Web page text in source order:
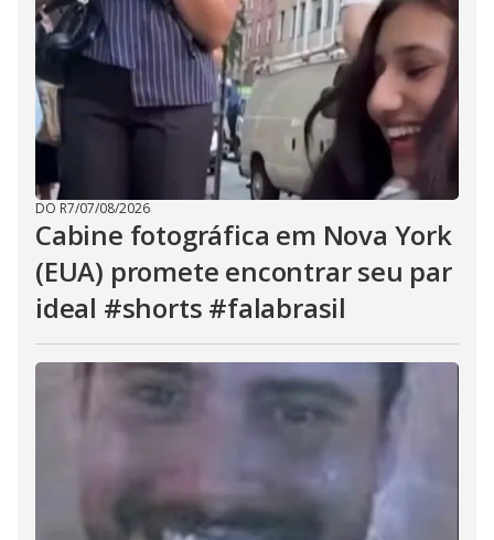
DO R7/07/08/2026
Cabine fotográfica em Nova York
(EUA) promete encontrar seu par
ideal #shorts #falabrasil